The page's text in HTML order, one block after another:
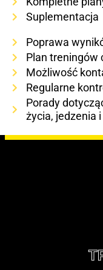
Suplementacja
Poprawa
Plan treningów
Możliwość
Regularne
Porady
życia, jedzenia